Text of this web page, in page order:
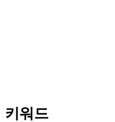
키워드